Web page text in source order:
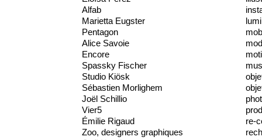
Alfab
Marietta Eugster
Pentagon
Alice Savoie
Encore
Spassky Fischer
Studio Kiösk
Sébastien Morlighem
Joël Schillio
Vier5
Émilie Rigaud
Zoo, designers graphiques
re-